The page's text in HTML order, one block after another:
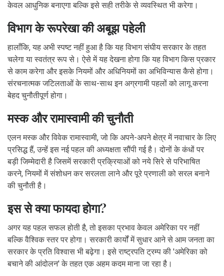
केवल आधुनिक बनाएगा बल्कि इसे सही तरीके से व्यवस्थित भी करेगा।
विभाग के रूपरेखा की अबूझ पहेली
हालाँकि, यह अभी स्पष्ट नहीं हुआ है कि यह विभाग संघीय सरकार के तहत
चलेगा या स्वतंत्र रूप से। ऐसे में यह देखना होगा कि यह विभाग किस प्रकार
से काम करेगा और इसके नियमों और अधिनियमों का अभिविन्यास कैसे होगा।
संरचनात्मक जटिलताओं के साथ-साथ इन अग्रगामी पहलों को लागू करना
बेहद चुनौतीपूर्ण होगा।
मस्क और रामास्वामी की चुनौती
एलन मस्क और विवेक रामास्वामी, जो कि अपने-अपने क्षेत्र में नवाचार के लिए
प्रसिद्ध हैं, उन्हें इस नई पहल की अध्यक्षता सौंपी गई है। दोनों के कंधों पर
बड़ी जिम्मेदारी है जिसमें सरकारी प्रक्रियाओं को नये सिरे से परिभाषित
करने, नियमों में संशोधन कर सरलता लाने और पूरे प्रणाली को सरल बनाने
की चुनौती है।
इस से क्या फायदा होगा?
अगर यह पहल सफल होती है, तो इसका प्रभाव केवल अमेरिका पर नहीं
बल्कि वैश्विक स्तर पर होगा। सरकारी कार्यों में सुधार आने से आम जनता का
सरकार के प्रति विश्वास भी बढ़ेगा। इसे राष्ट्रपति ट्रम्प की 'अमेरिका को
बचाने की आंदोलन' के तहत एक अहम कदम माना जा रहा है।